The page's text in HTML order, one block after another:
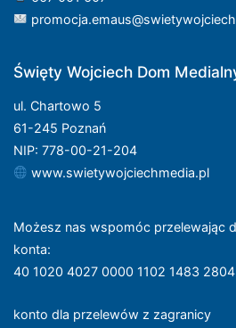
Święty Wojciech Dom
ul. Chartowo 5
61-245 Poznań
NIP: 778-00-21-204
www.swietywojciechmedia.pl
Możesz nas wspomóc przelewając
konta:
40 1020 4027 0000 1102 1483 2804
konto dla przelewów z zagranicy